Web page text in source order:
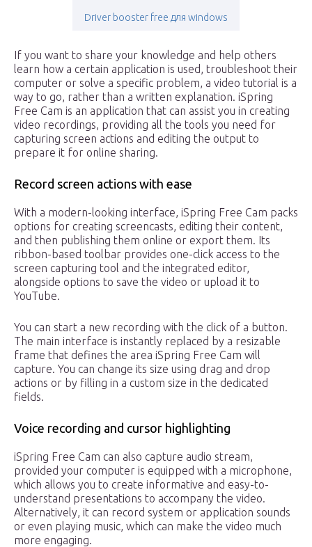
Driver booster free для windows
If you want to share your knowledge and help others
learn how a certain application is used, troubleshoot their
computer or solve a specific problem, a video tutorial is a
way to go, rather than a written explanation. iSpring
Free Cam is an application that can assist you in creating
video recordings, providing all the tools you need for
capturing screen actions and editing the output to
prepare it for online sharing.
Record screen actions with ease
With a modern-looking interface, iSpring Free Cam packs
options for creating screencasts, editing their content,
and then publishing them online or export them. Its
ribbon-based toolbar provides one-click access to the
screen capturing tool and the integrated editor,
alongside options to save the video or upload it to
YouTube.
You can start a new recording with the click of a button.
The main interface is instantly replaced by a resizable
frame that defines the area iSpring Free Cam will
capture. You can change its size using drag and drop
actions or by filling in a custom size in the dedicated
fields.
Voice recording and cursor highlighting
iSpring Free Cam can also capture audio stream,
provided your computer is equipped with a microphone,
which allows you to create informative and easy-to-
understand presentations to accompany the video.
Alternatively, it can record system or application sounds
or even playing music, which can make the video much
more engaging.